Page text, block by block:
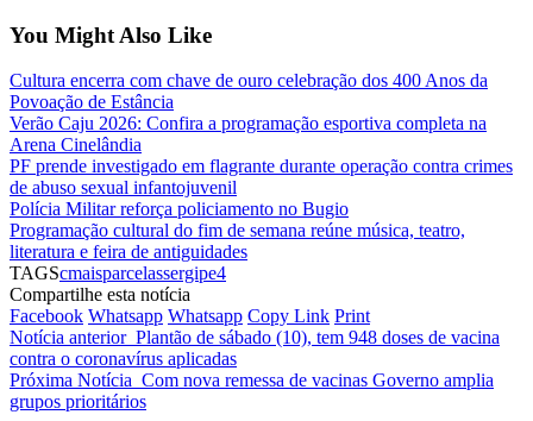
You Might Also Like
Cultura encerra com chave de ouro celebração dos 400 Anos da
Povoação de Estância
Verão Caju 2026: Confira a programação esportiva completa na
Arena Cinelândia
PF prende investigado em flagrante durante operação contra crimes
de abuso sexual infantojuvenil
Polícia Militar reforça policiamento no Bugio
Programação cultural do fim de semana reúne música, teatro,
literatura e feira de antiguidades
TAGScmaisparcelassergipe4
Compartilhe esta notícia
Facebook Whatsapp Whatsapp Copy Link Print
Notícia anterior Plantão de sábado (10), tem 948 doses de vacina
contra o coronavírus aplicadas
Próxima Notícia Com nova remessa de vacinas Governo amplia
grupos prioritários